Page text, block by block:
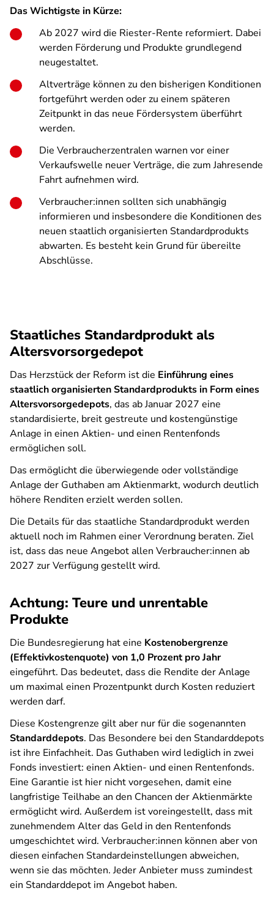
Das Wichtigste in Kürze:
Ab 2027 wird die Riester-Rente reformiert. Dabei
werden Förderung und Produkte grundlegend
neugestaltet.
Altverträge können zu den bisherigen Konditionen
fortgeführt werden oder zu einem späteren
Zeitpunkt in das neue Fördersystem überführt
werden.
Die Verbraucherzentralen warnen vor einer
Verkaufswelle neuer Verträge, die zum Jahresende
Fahrt aufnehmen wird.
Verbraucher:innen sollten sich unabhängig
informieren und insbesondere die Konditionen des
neuen staatlich organisierten Standardprodukts
abwarten. Es besteht kein Grund für übereilte
Abschlüsse.
Staatliches Standardprodukt als
Altersvorsorgedepot
Das Herzstück der Reform ist die Einführung eines
staatlich organisierten Standardprodukts in Form eines
Altersvorsorgedepots, das ab Januar 2027 eine
standardisierte, breit gestreute und kostengünstige
Anlage in einen Aktien- und einen Rentenfonds
ermöglichen soll.
Das ermöglicht die überwiegende oder vollständige
Anlage der Guthaben am Aktienmarkt, wodurch deutlich
höhere Renditen erzielt werden sollen.
Die Details für das staatliche Standardprodukt werden
aktuell noch im Rahmen einer Verordnung beraten. Ziel
ist, dass das neue Angebot allen Verbraucher:innen ab
2027 zur Verfügung gestellt wird.
Achtung: Teure und unrentable
Produkte
Die Bundesregierung hat eine Kostenobergrenze
(Effektivkostenquote) von 1,0 Prozent pro Jahr
eingeführt. Das bedeutet, dass die Rendite der Anlage
um maximal einen Prozentpunkt durch Kosten reduziert
werden darf.
Diese Kostengrenze gilt aber nur für die sogenannten
Standarddepots. Das Besondere bei den Standarddepots
ist ihre Einfachheit. Das Guthaben wird lediglich in zwei
Fonds investiert: einen Aktien- und einen Rentenfonds.
Eine Garantie ist hier nicht vorgesehen, damit eine
langfristige Teilhabe an den Chancen der Aktienmärkte
ermöglicht wird. Außerdem ist voreingestellt, dass mit
zunehmendem Alter das Geld in den Rentenfonds
umgeschichtet wird. Verbraucher:innen können aber von
diesen einfachen Standardeinstellungen abweichen,
wenn sie das möchten. Jeder Anbieter muss zumindest
ein Standarddepot im Angebot haben.